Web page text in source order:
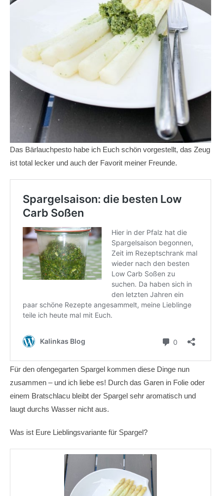
Das Bärlauchpesto habe ich Euch schön vorgestellt, das Zeug
ist total lecker und auch der Favorit meiner Freunde.
Für den ofengegarten Spargel kommen diese Dinge nun
zusammen – und ich liebe es! Durch das Garen in Folie oder
einem Bratschlacu bleibt der Spargel sehr aromatisch und
laugt durchs Wasser nicht aus.
Was ist Eure Lieblingsvariante für Spargel?